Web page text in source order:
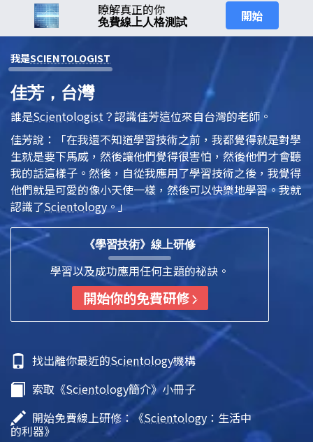
瞭解真正的你
免費線上人格測試 開始
我是SCIENTOLOGIST
佳芳，台灣
誰是Scientologist ？認識佳芳這位來自台灣的老師。
佳芳說：「在我還不知道學習技術之前，我都覺得就是對學
生就是要下馬威，然後讓他們覺得很害怕，然後他們才會聽
我的話這樣子。然後，自從我應用了學習技術之後，我覺得
他們就是可愛的像小天使一樣，然後可以快樂地學習。我就
認識了Scientology。」
《學習技術》線上研修
學習以及成功應用任何主題的祕訣。
開始你的免費研修
找出離你最近的Scientology機構
索取《Scientology簡介》小冊子
開始免費線上研修：《Scientology ：生活中
的利器》